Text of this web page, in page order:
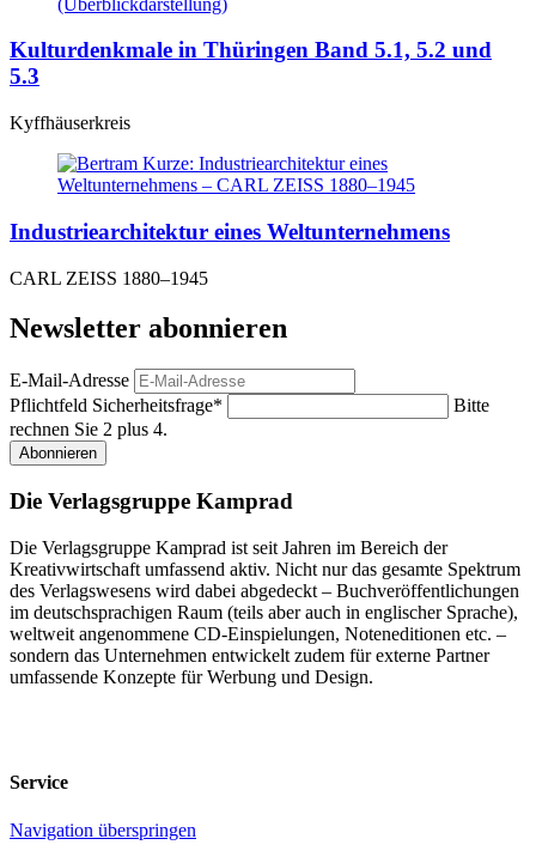
Kulturdenkmale in Thüringen Band 5.1, 5.2 und
5.3
Kyffhäuserkreis
Industriearchitektur eines Weltunternehmens
CARL ZEISS 1880–1945
Newsletter abonnieren
E-Mail-Adresse
Pflichtfeld Sicherheitsfrage*
Bitte
rechnen Sie 2 plus 4.
Abonnieren
Die Verlagsgruppe Kamprad
Die Verlagsgruppe Kamprad ist seit Jahren im Bereich der
Kreativwirtschaft umfassend aktiv. Nicht nur das gesamte Spektrum
des Verlagswesens wird dabei abgedeckt – Buchveröffentlichungen
im deutschsprachigen Raum (teils aber auch in englischer Sprache),
weltweit angenommene CD-Einspielungen, Noteneditionen etc. –
sondern das Unternehmen entwickelt zudem für externe Partner
umfassende Konzepte für Werbung und Design.
Service
Navigation überspringen